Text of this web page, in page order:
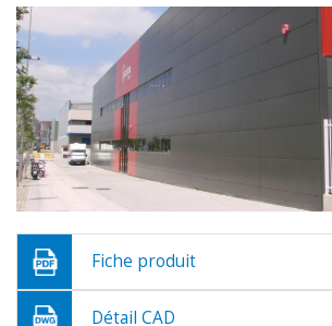
Fiche produit
Détail CAD